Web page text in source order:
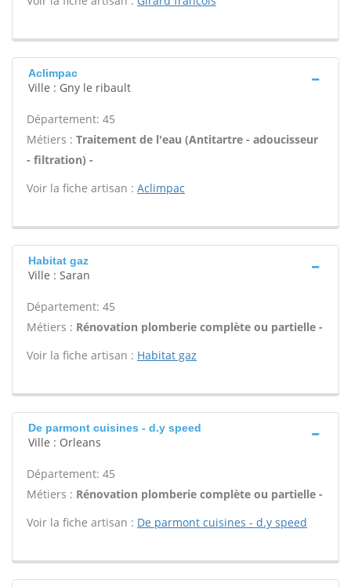
Aclimpac
Ville : Gny le ribault
Département: 45
Métiers : Traitement de l'eau (Antitartre - adoucisseur
- filtration) -
Voir la fiche artisan : Aclimpac
Habitat gaz
Ville : Saran
Département: 45
Métiers : Rénovation plomberie complète ou partielle -
Voir la fiche artisan : Habitat gaz
De parmont cuisines - d.y speed
Ville : Orleans
Département: 45
Métiers : Rénovation plomberie complète ou partielle -
Voir la fiche artisan : De parmont cuisines - d.y speed